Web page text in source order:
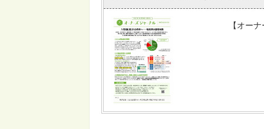
【オー